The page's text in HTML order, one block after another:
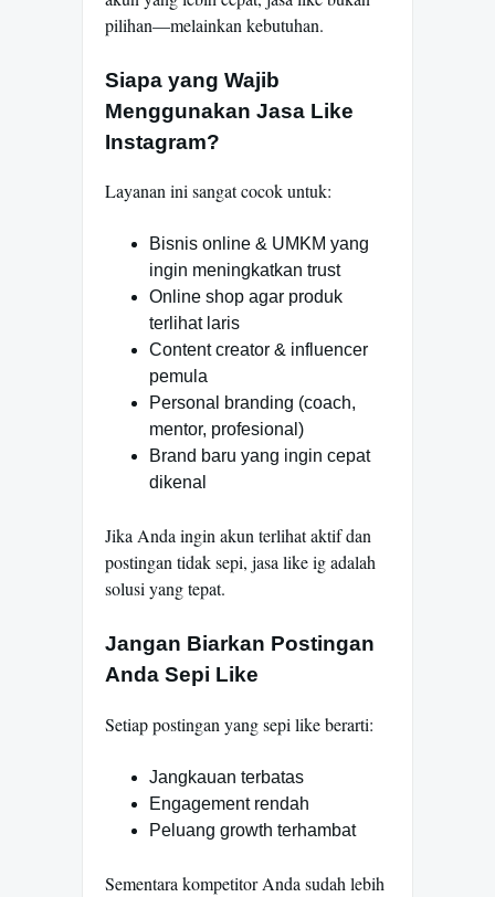
pilihan—melainkan kebutuhan.
Siapa yang Wajib
Menggunakan Jasa Like
Instagram?
Layanan ini sangat cocok untuk:
Bisnis online & UMKM yang
ingin meningkatkan trust
Online shop agar produk
terlihat laris
Content creator & influencer
pemula
Personal branding (coach,
mentor, profesional)
Brand baru yang ingin cepat
dikenal
Jika Anda ingin akun terlihat aktif dan
postingan tidak sepi, jasa like ig adalah
solusi yang tepat.
Jangan Biarkan Postingan
Anda Sepi Like
Setiap postingan yang sepi like berarti:
Jangkauan terbatas
Engagement rendah
Peluang growth terhambat
Sementara kompetitor Anda sudah lebih